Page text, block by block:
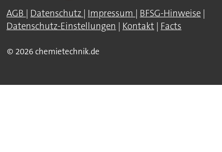
AGB | Datenschutz | Impressum | BFSG-Hinweise |
Datenschutz-Einstellungen | Kontakt | Facts
© 2026 chemietechnik.de